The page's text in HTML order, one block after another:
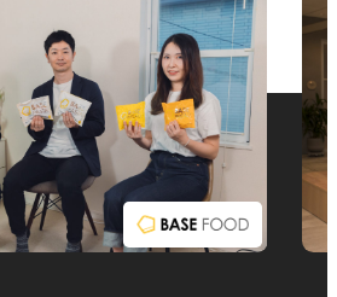
お問い合わせ